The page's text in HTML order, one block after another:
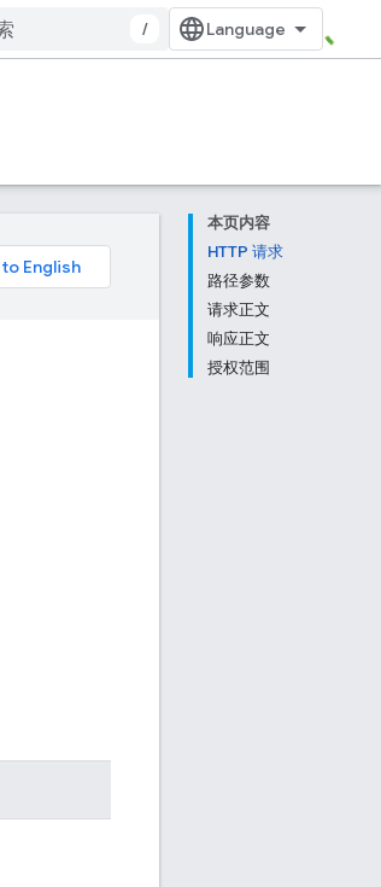
/
本页内容
HTTP 请求
路径参数
请求正文
响应正文
授权范围